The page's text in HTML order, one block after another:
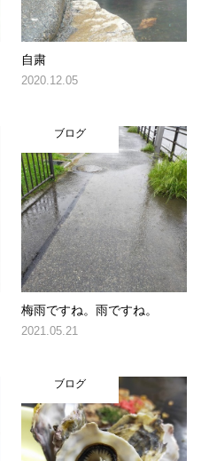
自粛
2020.12.05
ブログ
梅雨ですね。雨ですね。
2021.05.21
ブログ